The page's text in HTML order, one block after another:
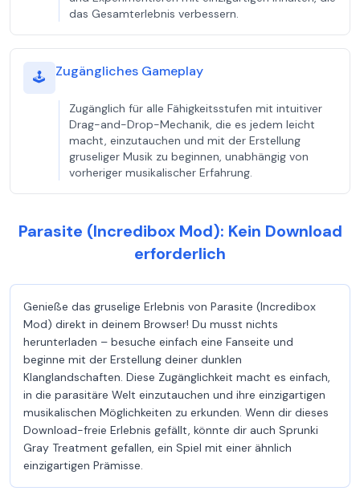
das Gesamterlebnis verbessern.
🕹️ Zugängliches Gameplay
Zugänglich für alle Fähigkeitsstufen mit intuitiver
Drag-and-Drop-Mechanik, die es jedem leicht
macht, einzutauchen und mit der Erstellung
gruseliger Musik zu beginnen, unabhängig von
vorheriger musikalischer Erfahrung.
Parasite (Incredibox Mod): Kein Download
erforderlich
Genieße das gruselige Erlebnis von Parasite (Incredibox
Mod) direkt in deinem Browser! Du musst nichts
herunterladen – besuche einfach eine Fanseite und
beginne mit der Erstellung deiner dunklen
Klanglandschaften. Diese Zugänglichkeit macht es einfach,
in die parasitäre Welt einzutauchen und ihre einzigartigen
musikalischen Möglichkeiten zu erkunden. Wenn dir dieses
Download-freie Erlebnis gefällt, könnte dir auch Sprunki
Gray Treatment gefallen, ein Spiel mit einer ähnlich
einzigartigen Prämisse.